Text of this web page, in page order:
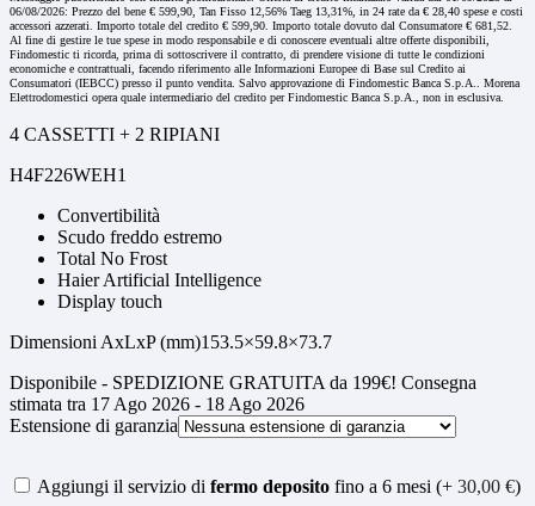
06/08/2026: Prezzo del bene € 599,90, Tan Fisso 12,56% Taeg 13,31%, in 24 rate da € 28,40 spese e costi
accessori azzerati. Importo totale del credito € 599,90. Importo totale dovuto dal Consumatore € 681,52.
Al fine di gestire le tue spese in modo responsabile e di conoscere eventuali altre offerte disponibili,
Findomestic ti ricorda, prima di sottoscrivere il contratto, di prendere visione di tutte le condizioni
economiche e contrattuali, facendo riferimento alle Informazioni Europee di Base sul Credito ai
Consumatori (IEBCC) presso il punto vendita. Salvo approvazione di Findomestic Banca S.p.A.. Morena
Elettrodomestici opera quale intermediario del credito per Findomestic Banca S.p.A., non in esclusiva.
4 CASSETTI + 2 RIPIANI
H4F226WEH1
Convertibilità
Scudo freddo estremo
Total No Frost
Haier Artificial Intelligence
Display touch
Dimensioni AxLxP (mm)153.5×59.8×73.7
Disponibile - SPEDIZIONE GRATUITA da 199€! Consegna
stimata tra 17 Ago 2026 - 18 Ago 2026
Estensione di garanzia
Aggiungi il servizio di fermo deposito fino a 6 mesi (+ 30,00 €)